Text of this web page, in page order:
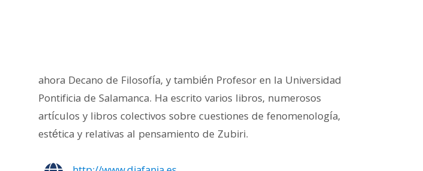
ahora Decano de Filosofía, y también Profesor en la Universidad
Pontificia de Salamanca. Ha escrito varios libros, numerosos
artículos y libros colectivos sobre cuestiones de fenomenología,
estética y relativas al pensamiento de Zubiri.